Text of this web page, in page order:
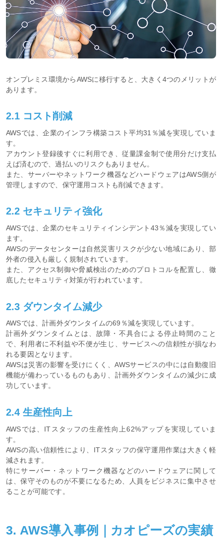
オンプレミス環境からAWSに移行すると、大きく4つのメリットが
あります。
2.1 コスト削減
AWSでは、企業のインフラ構築コスト平均31％減を実現していま
す。
アカウント登録後すぐに利用でき、従量課金制で使用分だけ支払
えば済むので、過払いのリスクもありません。
また、サーバーやネットワーク機器などハードウェアはAWS側が
管理しますので、保守運用コストも削減できます。
2.2 セキュリティ強化
AWSでは、企業のセキュリティインシデント43％減を実現してい
ます。
AWSのデータセンターは自然災害リスクが少ない地域にあり、部
外者の侵入も厳しく規制されています。
また、アクセス制御や脅威検出のためのプロトコルを配置し、徹
底したセキュリティ対策が行われています。
2.3 ダウンタイム減少
AWSでは、計画外ダウンタイムの69％減を実現しています。
計画外ダウンタイムとは、故障・不具合による停止時間のこと
で、利用者に不利益や不便が生じ、サービスへの信頼性が損なわ
れる要因となります。
AWSは災害の影響を受けにくく、AWSサービスの中には自動復旧
機能が備わっているものもあり、計画外ダウンタイムの減少に成
功しています。
2.4 生産性向上
AWSでは、ITスタッフの生産性向上62%アップを実現していま
す。
AWSの高い信頼性により、ITスタッフの保守運用作業は大きく軽
減されます。
特にサーバー・ネットワーク機器などのハードウェアに関して
は、保守そのものが不要になるため、人員をビジネスに集中させ
ることが可能です。
3. AWS導入事例｜カオピーズの実績